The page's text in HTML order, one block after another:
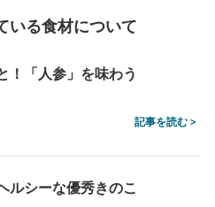
いる食材について
！「人参」を味わう
記事を読む >
ルシーな優秀きのこ